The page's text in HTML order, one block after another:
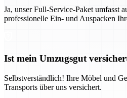
Ja, unser Full-Service-Paket umfasst
professionelle Ein- und Auspacken
Ist mein Umzugsgut
Selbstverständlich! Ihre Möbel und
Transports über uns versichert.